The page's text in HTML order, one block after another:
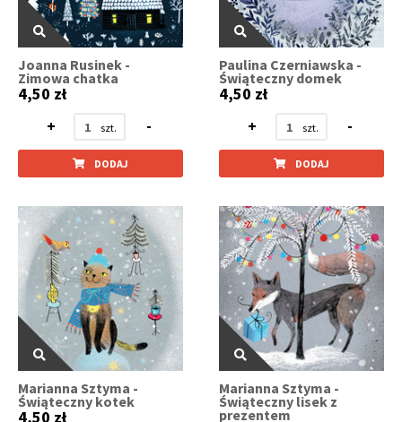
Joanna Rusinek -
Zimowa chatka
4,50 zł
+
-
DODAJ
Paulina Czerniawska -
Świąteczny domek
4,50 zł
+
-
DODAJ
Marianna Sztyma -
Świąteczny kotek
4,50 zł
Marianna Sztyma -
Świąteczny lisek z
prezentem